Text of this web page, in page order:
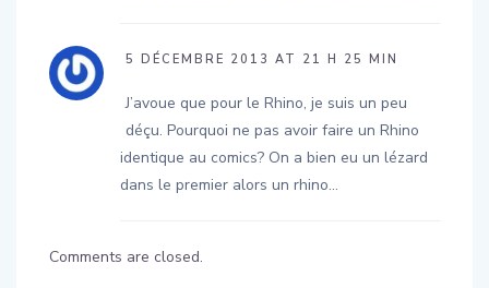
5 DÉCEMBRE 2013 AT 21 H 25 MIN
J’avoue que pour le Rhino, je suis un peu
déçu. Pourquoi ne pas avoir faire un Rhino
identique au comics? On a bien eu un lézard
dans le premier alors un rhino…
Comments are closed.